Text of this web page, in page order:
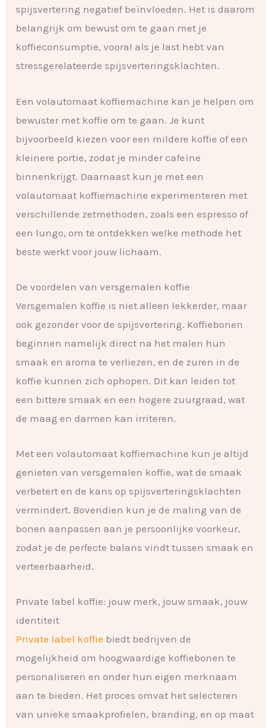
spijsvertering negatief beïnvloeden. Het is daarom
belangrijk om bewust om te gaan met je
koffieconsumptie, vooral als je last hebt van
stressgerelateerde spijsverteringsklachten.
Een volautomaat koffiemachine kan je helpen om
bewuster met koffie om te gaan. Je kunt
bijvoorbeeld kiezen voor een mildere koffie of een
kleinere portie, zodat je minder cafeïne
binnenkrijgt. Daarnaast kun je met een
volautomaat koffiemachine experimenteren met
verschillende zetmethoden, zoals een espresso of
een lungo, om te ontdekken welke methode het
beste werkt voor jouw lichaam.
De voordelen van versgemalen koffie
Versgemalen koffie is niet alleen lekkerder, maar
ook gezonder voor de spijsvertering. Koffiebonen
beginnen namelijk direct na het malen hun
smaak en aroma te verliezen, en de zuren in de
koffie kunnen zich ophopen. Dit kan leiden tot
een bittere smaak en een hogere zuurgraad, wat
de maag en darmen kan irriteren.
Met een volautomaat koffiemachine kun je altijd
genieten van versgemalen koffie, wat de smaak
verbetert en de kans op spijsverteringsklachten
vermindert. Bovendien kun je de maling van de
bonen aanpassen aan je persoonlijke voorkeur,
zodat je de perfecte balans vindt tussen smaak en
verteerbaarheid.
Private label koffie: jouw merk, jouw smaak, jouw
identiteit
Private label koffie biedt bedrijven de
mogelijkheid om hoogwaardige koffiebonen te
personaliseren en onder hun eigen merknaam
aan te bieden. Het proces omvat het selecteren
van unieke smaakprofielen, branding, en op maat